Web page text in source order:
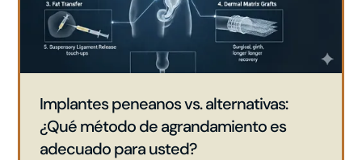
Implantes peneanos vs. alternativas:
¿Qué método de agrandamiento es
adecuado para usted?